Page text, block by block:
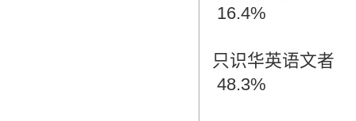
16.4%
只识华英语文者
48.3%